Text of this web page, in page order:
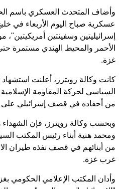
عسكرية صباح اليوم الأربعاء في
إسرائيليتين وسفينتين أمريكيتين"،
الأحمر والمحيط الهندي مستمرة
غزة.
السياسي لحركة المقاومة
من أحفاده في قصف إسرائيلي
وبحسب وكالة رويترز، فإن الشهداء
ومحمد هنية أبناء رئيس المكتب
من أبنائهم في قصف نفذه طيران
غرب غزة.
وأدان المكتب الإعلامي الحكومي